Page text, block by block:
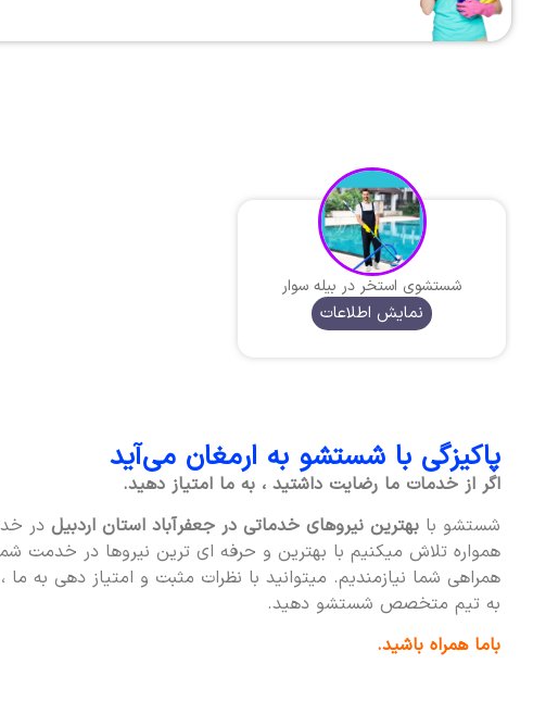
شستشوی استخر در بیله‌ سوار
نمایش اطلاعات
پاکیزگی با شستشو به ارمغان می‌آید
اگر از خدمات ما رضایت داشتید ، به ما امتیاز دهید.
شستشو با بهترین نیروهای خدماتی در جعفرآباد استان اردبیل در
همواره تلاش میکنیم با بهترین و حرفه ای ترین نیروها در خدمت
همراهی شما نیازمندیم. میتوانید با نظرات مثبت و امتیاز دهی به ما
به تیم متخصص شستشو دهید.
باما همراه باشید.